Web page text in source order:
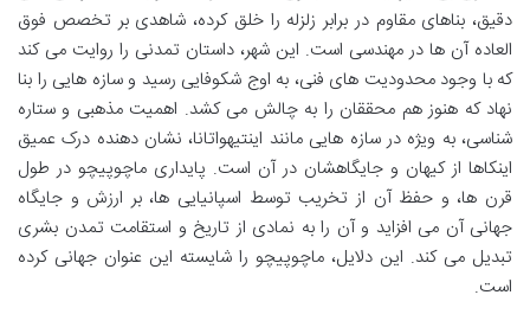
دقیق، بناهای مقاوم در برابر زلزله را خلق کرده، شاهدی بر تخصص فوق
العاده آن ها در مهندسی است. این شهر، داستان تمدنی را روایت می کند
که با وجود محدودیت های فنی، به اوج شکوفایی رسید و سازه هایی را بنا
نهاد که هنوز هم محققان را به چالش می کشد. اهمیت مذهبی و ستاره
شناسی، به ویژه در سازه هایی مانند اینتیهواتانا، نشان دهنده درک عمیق
اینکاها از کیهان و جایگاهشان در آن است. پایداری ماچوپیچو در طول
قرن ها، و حفظ آن از تخریب توسط اسپانیایی ها، بر ارزش و جایگاه
جهانی آن می افزاید و آن را به نمادی از تاریخ و استقامت تمدن بشری
تبدیل می کند. این دلایل، ماچوپیچو را شایسته این عنوان جهانی کرده
است.